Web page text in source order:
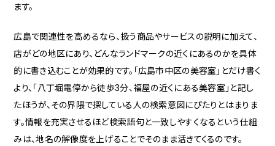
ます。
広島で関連性を高めるなら、扱う商品やサービスの説明に加えて、
店がどの地区にあり、どんなランドマークの近くにあるのかを具体
的に書き込むことが効果的です。「広島市中区の美容室」とだけ書く
より、「八丁堀電停から徒歩3分、福屋の近くにある美容室」と記し
たほうが、その界隈で探している人の検索意図にぴたりとはまりま
す。情報を充実させるほど検索語句と一致しやすくなるという仕組
みは、地名の解像度を上げることでそのまま活きてくるのです。